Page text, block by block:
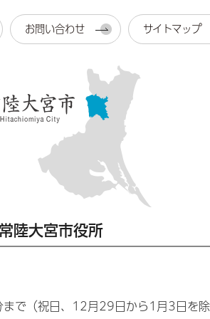
お問い合わせ サイトマップ
常陸大宮市役所
で（祝日、12月29日から1月3日を